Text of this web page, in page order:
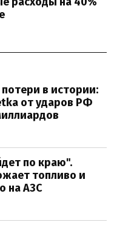
в истории:
от ударов РФ
по краю".
топливо и
на АЗС